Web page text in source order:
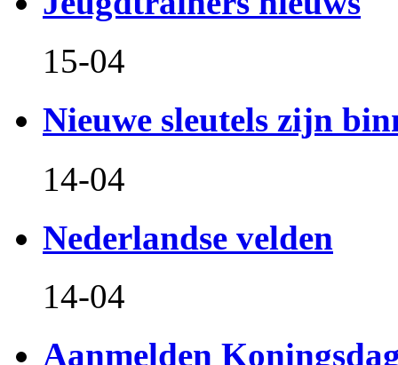
15-04
Nieuwe sleutels zijn
14-04
Nederlandse velden
14-04
Aanmelden